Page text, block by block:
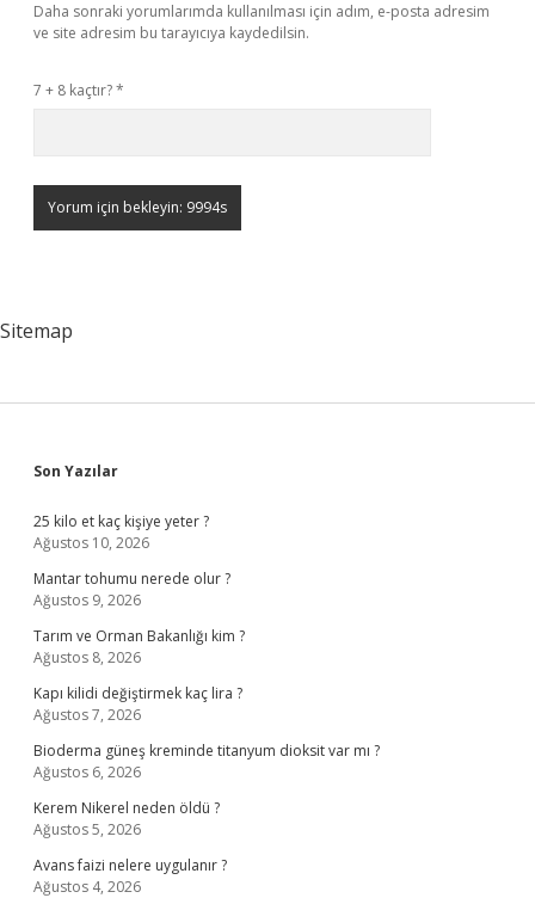
Daha sonraki yorumlarımda kullanılması için adım, e-posta adresim
ve site adresim bu tarayıcıya kaydedilsin.
7 + 8 kaçtır?*
Sitemap
Sidebar
Son Yazılar
25 kilo et kaç kişiye yeter ?
Ağustos 10, 2026
Mantar tohumu nerede olur ?
Ağustos 9, 2026
Tarım ve Orman Bakanlığı kim ?
Ağustos 8, 2026
Kapı kilidi değiştirmek kaç lira ?
Ağustos 7, 2026
Bioderma güneş kreminde titanyum dioksit var mı ?
Ağustos 6, 2026
Kerem Nikerel neden öldü ?
Ağustos 5, 2026
Avans faizi nelere uygulanır ?
Ağustos 4, 2026